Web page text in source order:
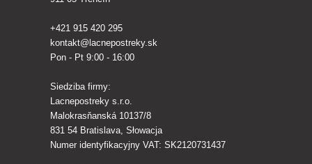
+421 915 420 295
kontakt@lacnepostreky.sk
Pon - Pt 9:00 - 16:00
Siedziba firmy:
Lacnepostreky s.r.o.
Malokrasňanská 10137/8
831 54 Bratislava, Słowacja
Numer identyfikacyjny VAT: SK2120731437